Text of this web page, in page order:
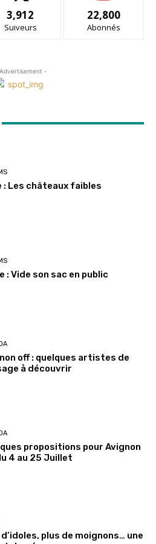
3,912
Suiveurs
22,800
Abonnés
-
: Les châteaux faibles
: Vide son sac en public
off : quelques artistes de
à découvrir
propositions pour Avignon
4 au 25 Juillet
plus de moignons… une